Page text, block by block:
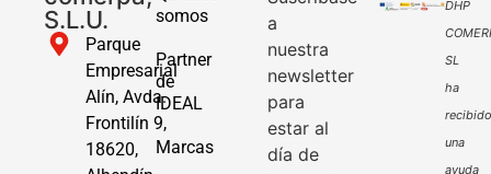
S.L.U.
Parque
Empresarial
Alín, Avda.
Frontilín 9,
18620,
somos
Partner
de
IDEAL
Marcas
a
nuestra
newsletter
para
estar al
día de
DHP
SL
ha
recibido
una
ayuda